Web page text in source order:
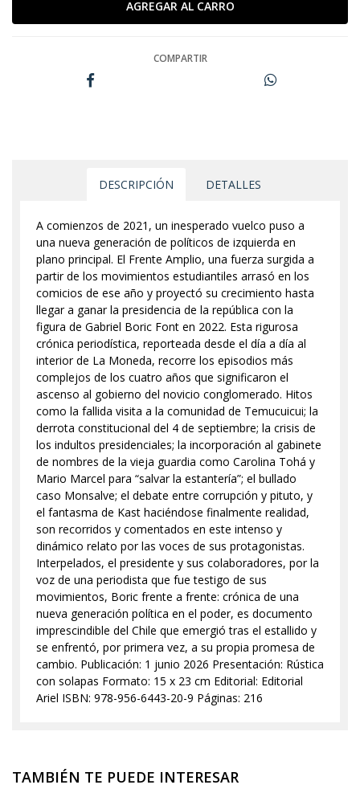
COMPARTIR
DESCRIPCIÓN DETALLES
A comienzos de 2021, un inesperado vuelco puso a
una nueva generación de políticos de izquierda en
plano principal. El Frente Amplio, una fuerza surgida a
partir de los movimientos estudiantiles arrasó en los
comicios de ese año y proyectó su crecimiento hasta
llegar a ganar la presidencia de la república con la
figura de Gabriel Boric Font en 2022. Esta rigurosa
crónica periodística, reporteada desde el día a día al
interior de La Moneda, recorre los episodios más
complejos de los cuatro años que significaron el
ascenso al gobierno del novicio conglomerado. Hitos
como la fallida visita a la comunidad de Temucuicui; la
derrota constitucional del 4 de septiembre; la crisis de
los indultos presidenciales; la incorporación al gabinete
de nombres de la vieja guardia como Carolina Tohá y
Mario Marcel para “salvar la estantería”; el bullado
caso Monsalve; el debate entre corrupción y pituto, y
el fantasma de Kast haciéndose finalmente realidad,
son recorridos y comentados en este intenso y
dinámico relato por las voces de sus protagonistas.
Interpelados, el presidente y sus colaboradores, por la
voz de una periodista que fue testigo de sus
movimientos, Boric frente a frente: crónica de una
nueva generación política en el poder, es documento
imprescindible del Chile que emergió tras el estallido y
se enfrentó, por primera vez, a su propia promesa de
cambio. Publicación: 1 junio 2026 Presentación: Rústica
con solapas Formato: 15 x 23 cm Editorial: Editorial
Ariel ISBN: 978-956-6443-20-9 Páginas: 216
TAMBIÉN TE PUEDE INTERESAR